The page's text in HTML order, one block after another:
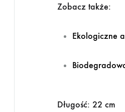
Zobacz także:
Ekologiczne
Długość: 22 cm